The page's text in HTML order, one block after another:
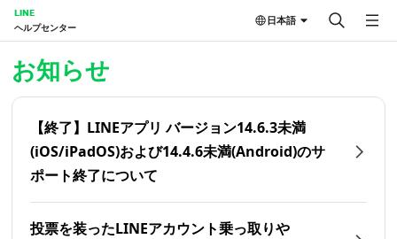
LINE
ヘルプセンター
日本語
お知らせ
【終了】LINEアプリ バージョン14.6.3未満
(iOS/iPadOS)および14.4.6未満(Android)のサ
ポート終了について
投票を装ったLINEアカウント乗っ取りや